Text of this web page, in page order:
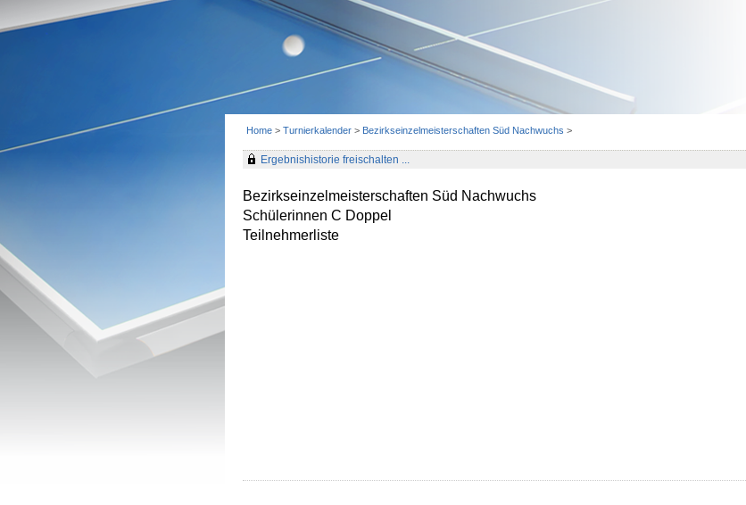
Home > Turnierkalender > Bezirkseinzelmeisterschaften Süd Nachwuchs >
Ergebnishistorie freischalten ...
Bezirkseinzelmeisterschaften Süd Nachwuchs
Schülerinnen C Doppel
Teilnehmerliste